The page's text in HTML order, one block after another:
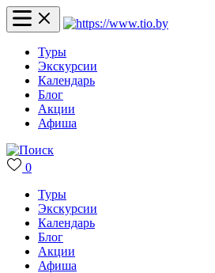
Туры
Экскурсии
Календарь
Блог
Акции
Афиша
0
Туры
Экскурсии
Календарь
Блог
Акции
Афиша